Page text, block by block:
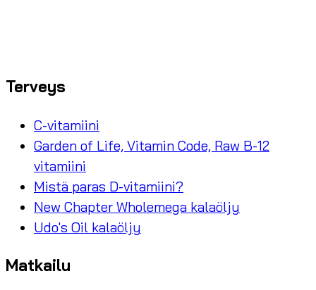
Terveys
C-vitamiini
Garden of Life, Vitamin Code, Raw B-12
vitamiini
Mistä paras D-vitamiini?
New Chapter Wholemega kalaöljy
Udo's Oil kalaöljy
Matkailu